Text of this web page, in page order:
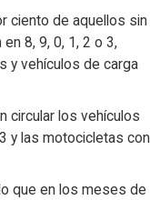
ciento de aquellos sin
8, 9, 0, 1, 2 o 3,
y vehículos de carga
circular los vehículos
y las motocicletas con
que en los meses de